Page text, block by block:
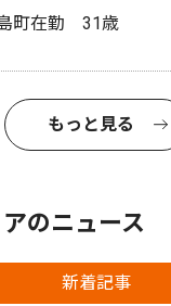
町在勤 31歳
もっと見る
のニュース
新着記事